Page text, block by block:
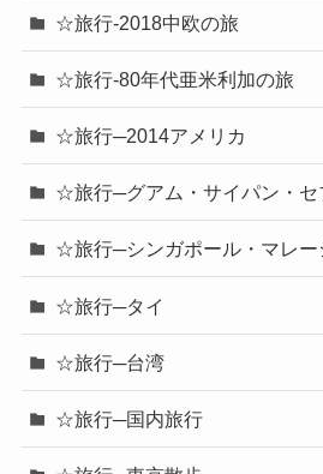
☆旅行-2018中欧の旅
☆旅行-80年代亜米利加の旅
☆旅行─2014アメリカ
☆旅行─グアム・サイパン・セ
☆旅行─シンガポール・マレー
☆旅行─タイ
☆旅行─台湾
☆旅行─国内旅行